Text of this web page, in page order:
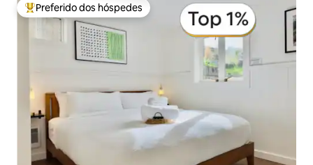
Entre os melhores preferidos dos hóspedes
Preferido dos hóspedes